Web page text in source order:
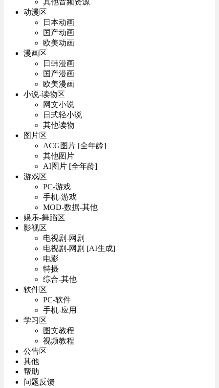
其他音频资源
动漫区
日本动画
国产动画
欧美动画
漫画区
日韩漫画
国产漫画
欧美漫画
小说-读物区
网文小说
日式轻小说
其他读物
图片区
ACG图片 [全年龄]
其他图片
AI图片 [全年龄]
游戏区
PC-游戏
手机-游戏
MOD-数据-其他
娱乐-舞蹈区
影视区
电视剧-网剧
电视剧-网剧 [AI生成]
电影
特摄
综合-其他
软件区
PC-软件
手机-应用
学习区
图文教程
视频教程
公告区
其他
帮助
问题反馈